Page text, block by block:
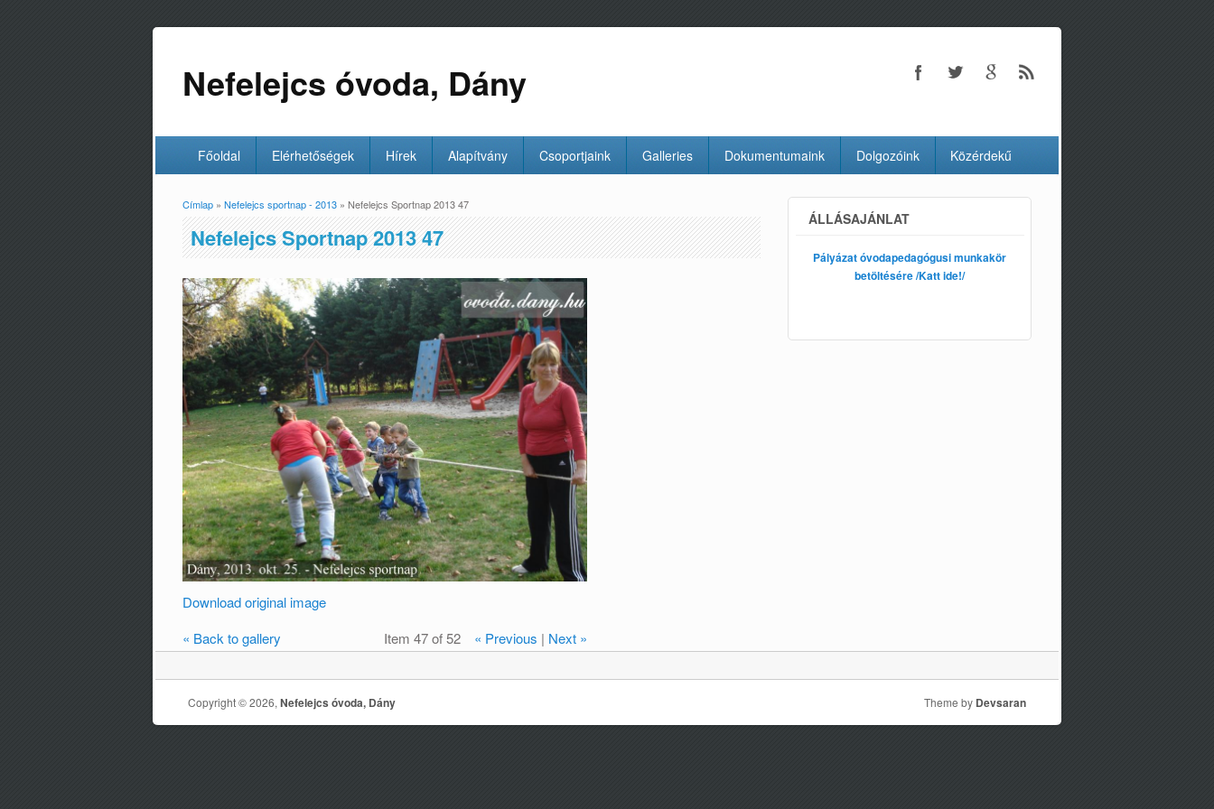
Nefelejcs óvoda, Dány
Főoldal Elérhetőségek Hírek Alapítvány Csoportjaink Galleries Dokumentumaink Dolgozóink Közérdekű
Jelenlegi hely
Címlap » Nefelejcs sportnap - 2013 » Nefelejcs Sportnap 2013 47
Nefelejcs Sportnap 2013 47
Download original image
« Back to gallery
Item 47 of 52 « Previous | Next »
ÁLLÁSAJÁNLAT
Pályázat óvodapedagógusi munkakör
betöltésére /Katt ide!/
Copyright © 2026, Nefelejcs óvoda, Dány Theme by Devsaran